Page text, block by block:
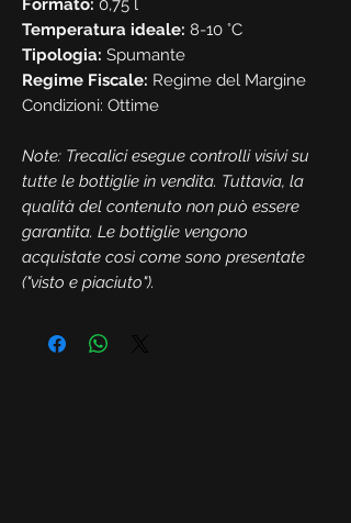
Temperatura ideale: 8-10 °C
Tipologia: Spumante
Regime Fiscale: Regime del Margine
Condizioni: Ottime
Note: Trecalici esegue controlli visivi su
tutte le bottiglie in vendita. Tuttavia, la
qualità del contenuto non può essere
garantita. Le bottiglie vengono
acquistate così come sono presentate
("visto e piaciuto").